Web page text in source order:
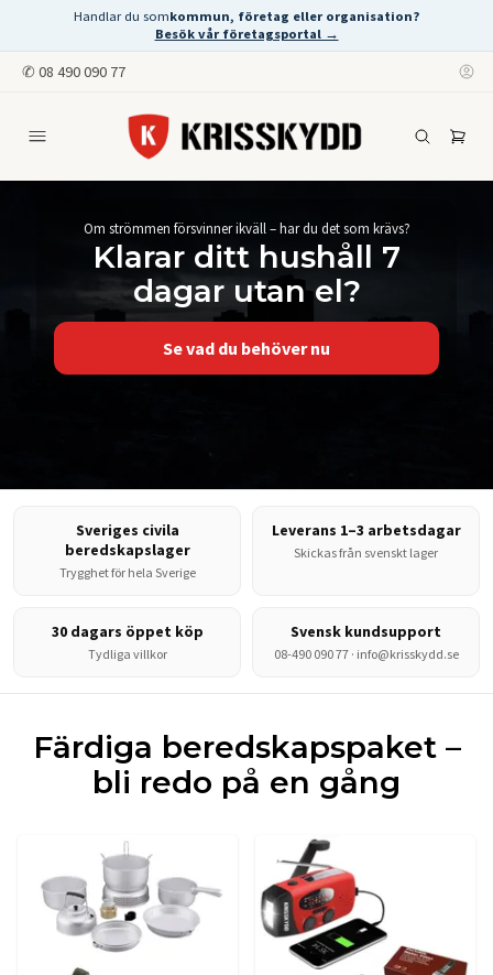
Handlar du somkommun, företag eller organisation?
Besök vår företagsportal →
✆ 08 490 090 77
Om strömmen försvinner ikväll – har du det som krävs?
Klarar ditt hushåll 7
dagar utan el?
Se vad du behöver nu
Sveriges civila
beredskapslager
Trygghet för hela Sverige
Leverans 1–3 arbetsdagar
Skickas från svenskt lager
30 dagars öppet köp
Tydliga villkor
Svensk kundsupport
08-490 090 77· info@krisskydd.se
Färdiga beredskapspaket –
bli redo på en gång